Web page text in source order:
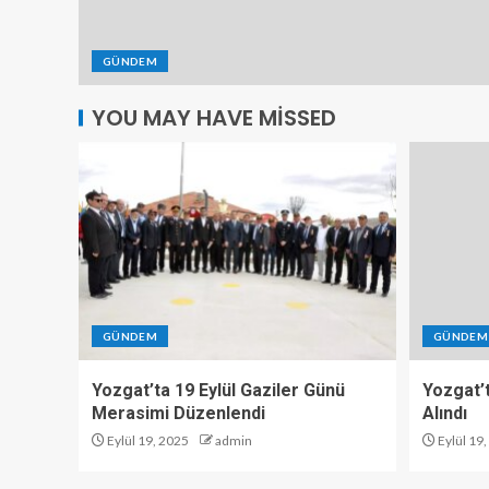
GÜNDEM
YOU MAY HAVE MISSED
GÜNDEM
Yozgat’ta 19 Eylül Gaziler Günü
Merasimi Düzenlendi
Eylül 19, 2025 admin
GÜNDEM
Alındı
Eylül